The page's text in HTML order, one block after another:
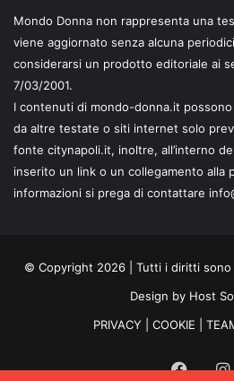
Mondo Donna non rappresenta una
viene aggiornato senza alcuna
considerarsi un prodotto editoriale ai
7/03/2001.
I contenuti di mondo-donna.it
da altre testate o siti internet solo
fonte citynapoli.it, inoltre, all’interno
inserito un link o un collegamento alla
informazioni si prega di contattare
© Copyright 2026 | Tutti i diritti
Design by Host
PRIVACY
COOKIE